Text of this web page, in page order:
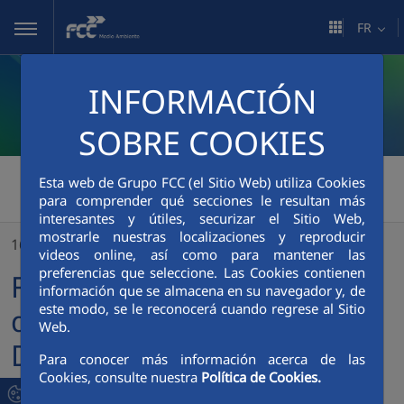
Saut au contenu principal
INFORMACIÓN
SOBRE COOKIES
Esta web de Grupo FCC (el Sitio Web) utiliza Cookies
para comprender qué secciones le resultan más
interesantes y útiles, securizar el Sitio Web,
mostrarle nuestras localizaciones y reproducir
videos online, así como para mantener las
preferencias que seleccione. Las Cookies contienen
información que se almacena en su navegador y, de
este modo, se le reconocerá cuando regrese al Sitio
Web.
Para conocer más información acerca de las
Cookies, consulte nuestra Política de Cookies.
FR
FCC Medio Ambiente >
FCC enviro publie son deuxième Rapport de Durabilité et réaffirme son rôle de référence internationale dans le domaine des services environnementaux
16/10/2025
FCC enviro publie son
deuxième Rapport de
Durabilité et réaffirme son
rôle de référence